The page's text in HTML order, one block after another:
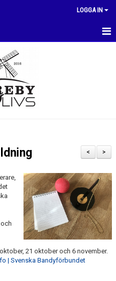
LOGGA IN
>
<
21 oktober och 6 november.
| Svenska Bandyförbundet